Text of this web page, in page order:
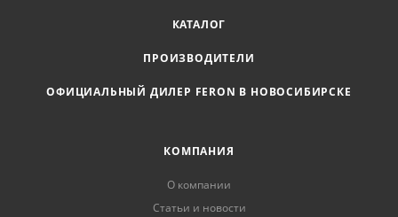
КАТАЛОГ
ПРОИЗВОДИТЕЛИ
ОФИЦИАЛЬНЫЙ ДИЛЕР FERON В НОВОСИБИРСКЕ
КОМПАНИЯ
О компании
Статьи и новости